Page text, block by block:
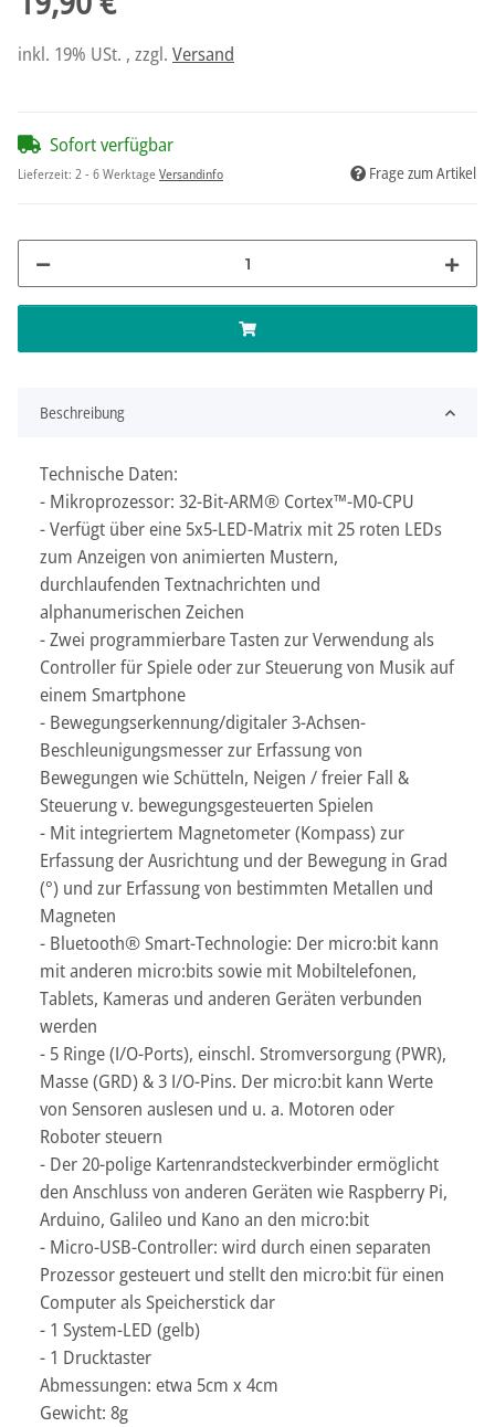
inkl. 19% USt. , zzgl. Versand
Sofort verfügbar
Lieferzeit: 2 - 6 WerktageVersandinfo Frage zum Artikel
Beschreibung
Technische Daten:
- Mikroprozessor: 32-Bit-ARM® Cortex™-M0-CPU
- Verfügt über eine 5x5-LED-Matrix mit 25 roten LEDs
zum Anzeigen von animierten Mustern,
durchlaufenden Textnachrichten und
alphanumerischen Zeichen
- Zwei programmierbare Tasten zur Verwendung als
Controller für Spiele oder zur Steuerung von Musik auf
einem Smartphone
- Bewegungserkennung/digitaler 3-Achsen-
Beschleunigungsmesser zur Erfassung von
Bewegungen wie Schütteln, Neigen / freier Fall &
Steuerung v. bewegungsgesteuerten Spielen
- Mit integriertem Magnetometer (Kompass) zur
Erfassung der Ausrichtung und der Bewegung in Grad
(°) und zur Erfassung von bestimmten Metallen und
Magneten
- Bluetooth® Smart-Technologie: Der micro:bit kann
mit anderen micro:bits sowie mit Mobiltelefonen,
Tablets, Kameras und anderen Geräten verbunden
werden
- 5 Ringe (I/O-Ports), einschl. Stromversorgung (PWR),
Masse (GRD) & 3 I/O-Pins. Der micro:bit kann Werte
von Sensoren auslesen und u. a. Motoren oder
Roboter steuern
- Der 20-polige Kartenrandsteckverbinder ermöglicht
den Anschluss von anderen Geräten wie Raspberry Pi,
Arduino, Galileo und Kano an den micro:bit
- Micro-USB-Controller: wird durch einen separaten
Prozessor gesteuert und stellt den micro:bit für einen
Computer als Speicherstick dar
- 1 System-LED (gelb)
- 1 Drucktaster
Abmessungen: etwa 5cm x 4cm
Gewicht: 8g